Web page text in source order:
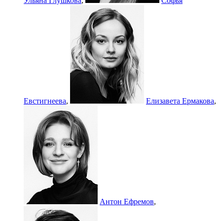
Евстигнеева, Елизавета Ермакова,
Антон Ефремов,